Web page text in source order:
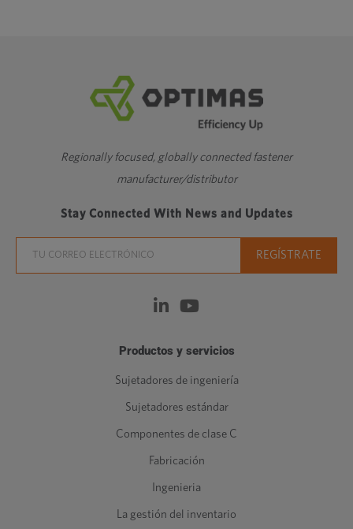
Regionally focused, globally connected fastener
manufacturer/distributor
Stay Connected With News and Updates
Productos y servicios
Sujetadores de ingeniería
Sujetadores estándar
Componentes de clase C
Fabricación
Ingenieria
La gestión del inventario